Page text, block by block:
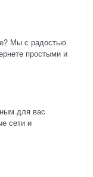
Мы с радостью
простыми и
для вас
сети и